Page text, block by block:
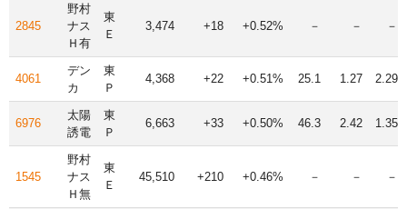
2845
野村
ナス
Ｈ有
東
Ｅ
3,474 +18 +0.52% － － －
4061
デン
カ
東
Ｐ
4,368 +22 +0.51% 25.1 1.27 2.29
6976
太陽
誘電
東
Ｐ
6,663 +33 +0.50% 46.3 2.42 1.35
1545
野村
ナス
Ｈ無
東
Ｅ
45,510 +210 +0.46% － － －